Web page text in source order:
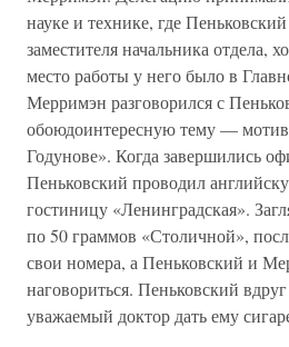
науке и технике, где
заместителя начальника отдела,
место работы у него было в
Мерримэн разговорился с
обоюдоинтересную тему —
Годунове». Когда завершились
Пеньковский проводил
гостиницу «Ленинградская».
по 50 граммов «Столичной»,
свои номера, а Пеньковский и
наговориться. Пеньковский
уважаемый доктор дать ему